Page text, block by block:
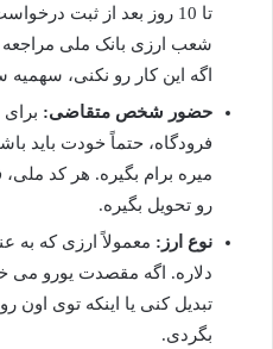
تا 10 روز بعد از ثبت
شعب ارزی بانک ملی
اگه این کار رو نکنی،
حضور شخص متقاضی: برای
فرودگاه، حتماً خودت باید
میره برام بگیره. هر کد
رو تحویل بگیره.
نوع ارز: معمولاً ارزی که به
دلاره. اگه مقصدت یورو می
تبدیل کنی یا اینکه توی
بگردی.